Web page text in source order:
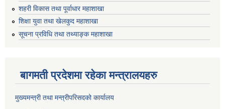
शहरी विकास तथा पूर्वाधार महाशाखा
शिक्षा युवा तथा खेलकुद महाशाखा
सूचना प्रविधि तथा तथ्याङ्क महाशाखा
बागमती प्रदेशमा रहेका मन्त्रालयहरु
मुख्यमन्त्री तथा मन्त्रीपरिसदको कार्यालय